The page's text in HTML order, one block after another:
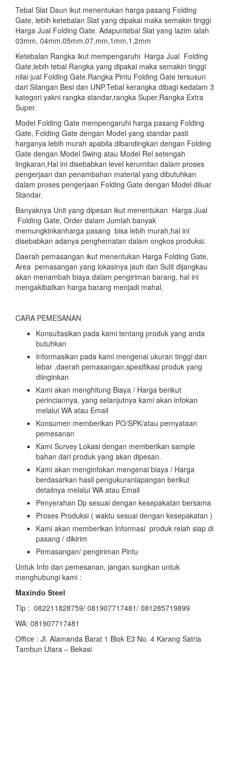
Tebal Slat Daun ikut menentukan harga pasang Folding
Gate, lebih ketebalan Slat yang dipakai maka semakin tinggi
Harga Jual Folding Gate. Adapuntebal Slat yang lazim ialah
03mm, 04mm,05mm,07,mm,1mm,1,2mm
Ketebalan Rangka ikut mempengaruhi Harga Jual Folding
Gate,lebih tebal Rangka yang dipakai maka semakin tinggi
nilai jual Folding Gate.Rangka Pintu Folding Gate tersusun
dari Silangan Besi dan UNP.Tebal kerangka dibagi kedalam 3
kategori yakni rangka standar,rangka Super,Rangka Extra
Super.
Model Folding Gate mempengaruhi harga pasang Folding
Gate, Folding Gate dengan Model yang standar pasti
harganya lebih murah apabila dibandingkan dengan Folding
Gate dengan Model Swing atau Model Rel setengah
lingkaran,Hal ini disebabkan level kerumitan dalam proses
pengerjaan dan penambahan material yang dibutuhkan
dalam proses pengerjaan Folding Gate dengan Model diluar
Standar.
Banyaknya Unit yang dipesan ikut menentukan Harga Jual
Folding Gate, Order dalam Jumlah banyak
memungkinkanharga pasang bisa lebih murah,hal ini
disebabkan adanya penghematan dalam ongkos produksi.
Daerah pemasangan ikut menentukan Harga Folding Gate,
Area pemasangan yang lokasinya jauh dan Sulit dijangkau
akan menambah biaya dalam pengiriman barang, hal ini
mengakibatkan harga barang menjadi mahal.
CARA PEMESANAN
Konsultasikan pada kami tentang produk yang anda
butuhkan
Informasikan pada kami mengenai ukuran tinggi dan
lebar ,daerah pemasangan,spesifikasi produk yang
diinginkan
Kami akan menghitung Biaya / Harga berikut
perinciannya, yang selanjutnya kami akan infokan
melalui WA atau Email
Konsumen memberikan PO/SPK/atau pernyataan
pemesanan
Kami Survey Lokasi dengan memberikan sample
bahan dari produk yang akan dipesan.
Kami akan menginfokan mengenai biaya / Harga
berdasarkan hasil pengukuranlapangan berikut
detailnya melalui WA atau Email
Penyerahan Dp sesuai dengan kesepakatan bersama
Proses Produksi ( waktu sesuai dengan kesepakatan )
Kami akan memberikan Informasi produk relah siap di
pasang / dikirim
Pemasangan/ pengiriman Pintu
Untuk Info dan pemesanan, jangan sungkan untuk
menghubungi kami :
Maxindo Steel
Tlp : 082211828759/ 081907717481/ 081285719899
WA: 081907717481
Office : Jl. Alamanda Barat 1 Blok E3 No. 4 Karang Satria
Tambun Utara – Bekasi